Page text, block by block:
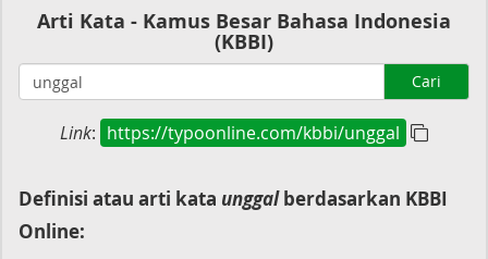
Arti Kata - Kamus Besar Bahasa Indonesia
(KBBI)
Cari
Link: https://typoonline.com/kbbi/unggal
Definisi atau arti kata unggalberdasarkan KBBI
Online: